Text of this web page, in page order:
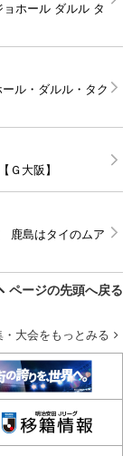
ョホール ダルル タ
ル・ダルル・タク
Ｇ大阪】
鹿島はタイのムア
ページの先頭へ戻る
・大会をもっとみる